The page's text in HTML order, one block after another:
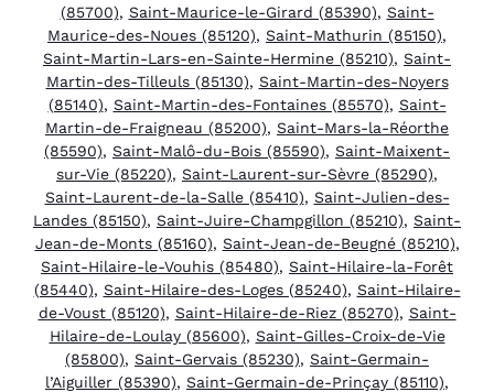
(85700), Saint-Maurice-le-Girard (85390), Saint-
Maurice-des-Noues (85120), Saint-Mathurin (85150),
Saint-Martin-Lars-en-Sainte-Hermine (85210), Saint-
Martin-des-Tilleuls (85130), Saint-Martin-des-Noyers
(85140), Saint-Martin-des-Fontaines (85570), Saint-
Martin-de-Fraigneau (85200), Saint-Mars-la-Réorthe
(85590), Saint-Malô-du-Bois (85590), Saint-Maixent-
sur-Vie (85220), Saint-Laurent-sur-Sèvre (85290),
Saint-Laurent-de-la-Salle (85410), Saint-Julien-des-
Landes (85150), Saint-Juire-Champgillon (85210), Saint-
Jean-de-Monts (85160), Saint-Jean-de-Beugné (85210),
Saint-Hilaire-le-Vouhis (85480), Saint-Hilaire-la-Forêt
(85440), Saint-Hilaire-des-Loges (85240), Saint-Hilaire-
de-Voust (85120), Saint-Hilaire-de-Riez (85270), Saint-
Hilaire-de-Loulay (85600), Saint-Gilles-Croix-de-Vie
(85800), Saint-Gervais (85230), Saint-Germain-
l’Aiguiller (85390), Saint-Germain-de-Prinçay (85110),